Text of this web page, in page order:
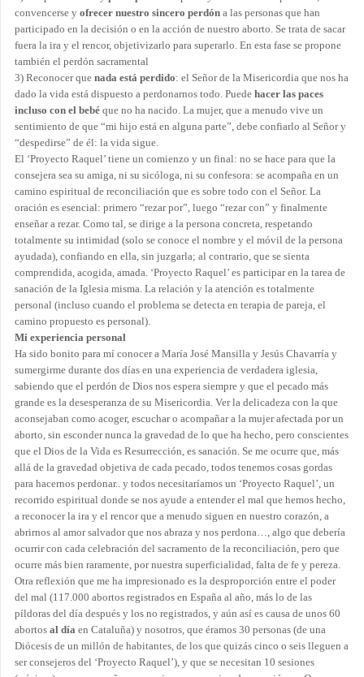
convencerse y ofrecer nuestro sincero perdón a las personas que han
participado en la decisión o en la acción de nuestro aborto. Se trata de sacar
fuera la ira y el rencor, objetivizarlo para superarlo. En esta fase se propone
también el perdón sacramental
3) Reconocer que nada está perdido: el Señor de la Misericordia que nos ha
dado la vida está dispuesto a perdonarnos todo. Puede hacer las paces
incluso con el bebé que no ha nacido. La mujer, que a menudo vive un
sentimiento de que “mi hijo está en alguna parte”, debe confiarlo al Señor y
“despedirse” de él: la vida sigue.
El ‘Proyecto Raquel’ tiene un comienzo y un final: no se hace para que la
consejera sea su amiga, ni su sicóloga, ni su confesora: se acompaña en un
camino espiritual de reconciliación que es sobre todo con el Señor. La
oración es esencial: primero “rezar por”, luego “rezar con” y finalmente
enseñar a rezar. Como tal, se dirige a la persona concreta, respetando
totalmente su intimidad (solo se conoce el nombre y el móvil de la persona
ayudada), confiando en ella, sin juzgarla; al contrario, que se sienta
comprendida, acogida, amada. ‘Proyecto Raquel’ es participar en la tarea de
sanación de la Iglesia misma. La relación y la atención es totalmente
personal (incluso cuando el problema se detecta en terapia de pareja, el
camino propuesto es personal).
Mi experiencia personal
Ha sido bonito para mí conocer a María José Mansilla y Jesús Chavarría y
sumergirme durante dos días en una experiencia de verdadera iglesia,
sabiendo que el perdón de Dios nos espera siempre y que el pecado más
grande es la desesperanza de su Misericordia. Ver la delicadeza con la que
aconsejaban como acoger, escuchar o acompañar a la mujer afectada por un
aborto, sin esconder nunca la gravedad de lo que ha hecho, pero conscientes
que el Dios de la Vida es Resurrección, es sanación. Se me ocurre que, más
allá de la gravedad objetiva de cada pecado, todos tenemos cosas gordas
para hacernos perdonar.. y todos necesitaríamos un ‘Proyecto Raquel’, un
recorrido espiritual donde se nos ayude a entender el mal que hemos hecho,
a reconocer la ira y el rencor que a menudo siguen en nuestro corazón, a
abrirnos al amor salvador que nos abraza y nos perdona…, algo que debería
ocurrir con cada celebración del sacramento de la reconciliación, pero que
ocurre más bien raramente, por nuestra superficialidad, falta de fe y pereza.
Otra reflexión que me ha impresionado es la desproporción entre el poder
del mal (117.000 abortos registrados en España al año, más lo de las
píldoras del día después y los no registrados, y aún así es causa de unos 60
abortos al día en Cataluña) y nosotros, que éramos 30 personas (de una
Diócesis de un millón de habitantes, de los que quizás cinco o seis lleguen a
ser consejeros del ‘Proyecto Raquel’), y que se necesitan 10 sesiones